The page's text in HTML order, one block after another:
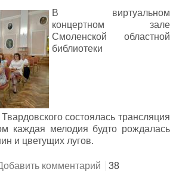
В виртуальном
концертном зале
Смоленской областной
библиотеки
состоялась трансляция
каждая мелодия будто рождалась
и цветущих лугов.
альпийских лугов. Ансамбль
комментарий
38